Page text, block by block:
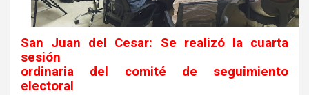
San Juan del Cesar: Se realizó la cuarta
sesión
ordinaria del comité de seguimiento
electoral